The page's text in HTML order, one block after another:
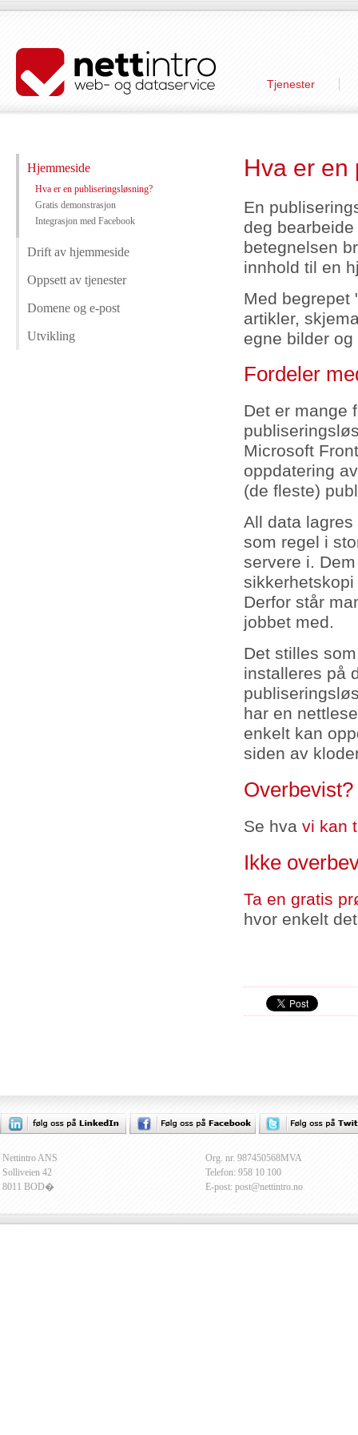
Tjenester
Hjemmeside
Hva er en publiseringsløsning?
Gratis demonstrasjon
Integrasjon med Facebook
Drift av hjemmeside
Oppsett av tjenester
Domene og e-post
Utvikling
Hva er en
En
deg
betegnelsen
innhold til en
Med begrepet
artikler,
egne bilder
Fordeler
Det er mange
Microsoft
oppdatering
(de fleste)
All data
som regel i
servere i.
Derfor står
jobbet med.
Det stilles
installeres på
har en
enkelt kan
siden av
Overbevist?
Se hva vi kan
Ikke
Ta en gratis
hvor enkelt
Nettintro ANS
Solliveien 42
8011 BOD�
Org. nr. 987450568MVA
Telefon: 958 10 100
E-post: post@nettintro.no